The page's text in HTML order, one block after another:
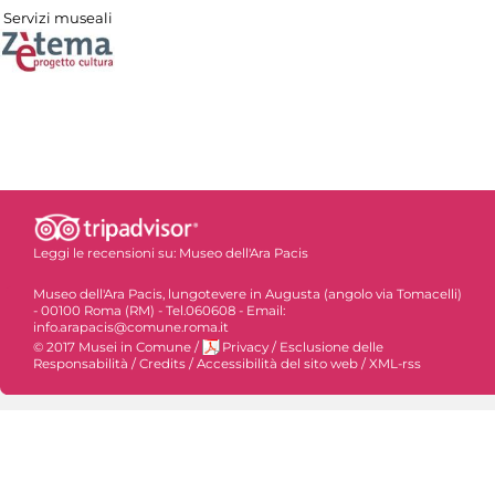
Servizi museali
Leggi le recensioni su: Museo dell'Ara Pacis
Museo dell'Ara Pacis, lungotevere in Augusta (angolo via Tomacelli)
- 00100 Roma (RM) - Tel.060608 - Email:
info.arapacis@comune.roma.it
© 2017 Musei in Comune / Privacy / Esclusione delle
Responsabilità /Credits /Accessibilità del sito web /XML-rss